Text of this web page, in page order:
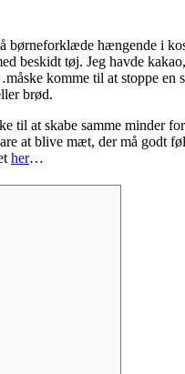
børneforklæde hængende i
beskidt tøj. Jeg havde
komme til at stoppe en
brød.
til at skabe samme minder
at blive mæt, der må godt
her…